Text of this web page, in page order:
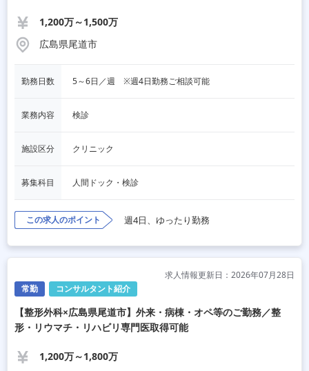
1,200万～1,500万
広島県尾道市
勤務日数 5～6日／週　※週4日勤務ご相談可能
業務内容 検診
施設区分 クリニック
募集科目 人間ドック・検診
この求人のポイント 週4日、ゆったり勤務
常勤 コンサルタント紹介
求人情報更新日：2026年07月28日
【整形外科×広島県尾道市】外来・病棟・オペ等のご勤務／整
形・リウマチ・リハビリ専門医取得可能
1,200万～1,800万